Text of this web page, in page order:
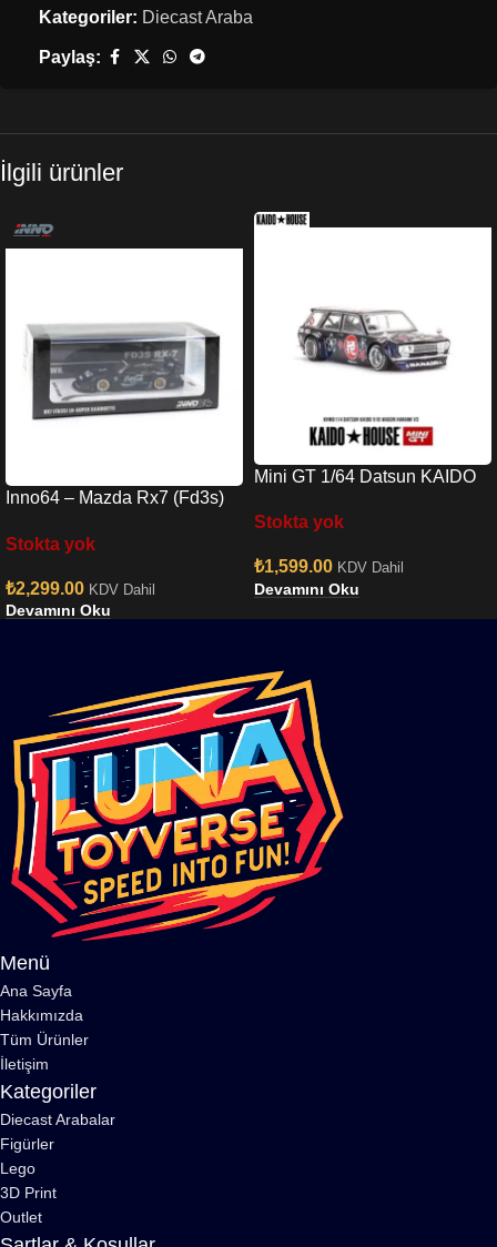
Kategoriler: Diecast Araba
Paylaş:
İlgili ürünler
Inno64 – Mazda Rx7 (Fd3s)
lbwk-rx7-01
Stokta yok
₺2,299.00 KDV Dahil
Devamını Oku
Mini GT 1/64 Datsun KAIDO
Stokta yok
₺1,599.00 KDV Dahil
Devamını Oku
Menü
Ana Sayfa
Hakkımızda
Tüm Ürünler
İletişim
Kategoriler
Diecast Arabalar
Figürler
Lego
3D Print
Outlet